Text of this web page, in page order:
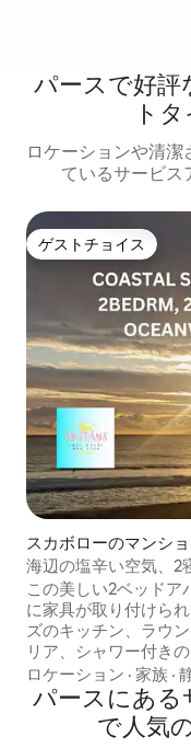
パースで好評
ト
ロケーションや清
ているサービス
ゲストチョイス
ゲストチョイス
スカボローのマンショ
パート
海辺の塩辛い空気、2
ム、オーシャンビュ
この美しい2ベッドア
に家具が取り付けら
ズのキッチン、ラウ
リア、シャワー付き
ム、ランドリー（洗
わっています。 マス
イート！無料Wi-Fi、
ストラン、ショップ
ロケーション · 家族 ·
パースにある
で人気